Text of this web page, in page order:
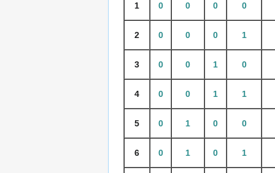
1 0 0 0 0
2 0 0 0 1
3 0 0 1 0
4 0 0 1 1
5 0 1 0 0
6 0 1 0 1